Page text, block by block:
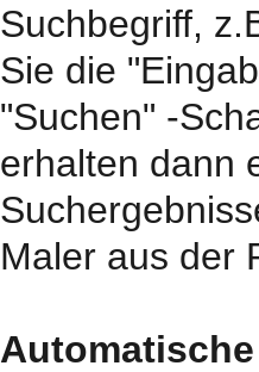
Suchbegriff,
Sie die
"Suchen" -
erhalten dann
Maler aus der